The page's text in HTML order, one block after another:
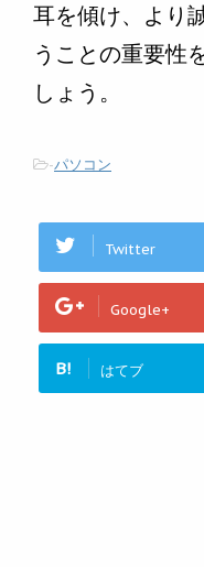
耳を傾け、より
うことの重要性
しょう。
-パソコン
Twitter
Google+
B! はてブ